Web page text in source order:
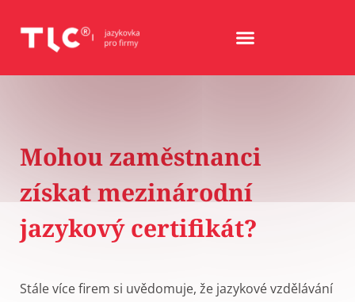
Mohou zaměstnanci
získat mezinárodní
jazykový certifikát?
Stále více firem si uvědomuje, že jazykové vzdělávání